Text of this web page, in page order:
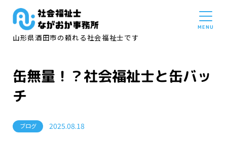
山形県酒田市の頼れる社会福祉士です
缶無量！？社会福祉士と缶バッ
チ
ブログ 2025.08.18